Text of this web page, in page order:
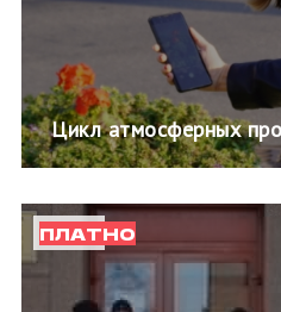
Цикл атмосферных
ПЛАТНО